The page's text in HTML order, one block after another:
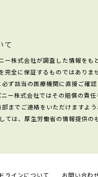
て
株式会社が調査した情報をも
全に保証するものではありませ
ず該当の医療機関に直接ご確認
ー株式会社ではその賠償の責任
までご連絡をいただけますよう
は、厚生労働省の情報提供の
ラインについて お問い合わ